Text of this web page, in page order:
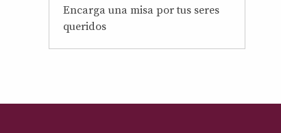
Encarga una misa por tus seres
queridos